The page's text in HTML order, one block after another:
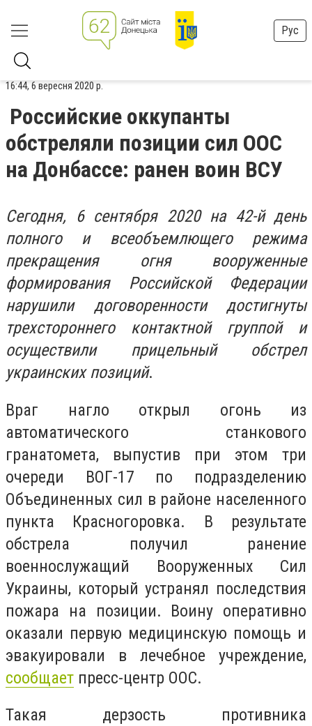
Рус
16:44, 6 вересня 2020 р.
Российские оккупанты
обстреляли позиции сил ООС
на Донбассе: ранен воин ВСУ
Сегодня, 6 сентября 2020 на 42-й день
полного и всеобъемлющего режима
прекращения огня вооруженные
формирования Российской Федерации
нарушили договоренности достигнуты
трехстороннего контактной группой и
осуществили прицельный обстрел
украинских позиций.
Враг нагло открыл огонь из
автоматического станкового
гранатомета, выпустив при этом три
очереди ВОГ-17 по подразделению
Объединенных сил в районе населенного
пункта Красногоровка. В результате
обстрела получил ранение
военнослужащий Вооруженных Сил
Украины, который устранял последствия
пожара на позиции. Воину оперативно
оказали первую медицинскую помощь и
эвакуировали в лечебное учреждение,
сообщает пресс-центр ООС.
Такая дерзость противника